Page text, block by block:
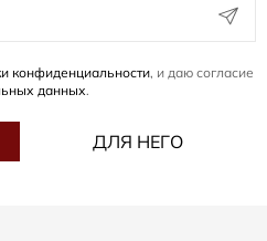
конфиденциальности, и даю согласие
данных.
ДЛЯ НЕГО